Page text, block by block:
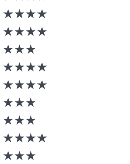
★★★★
★★★★
★★★
★★★★
★★★★
★★★
★★★
★★★★
★★★